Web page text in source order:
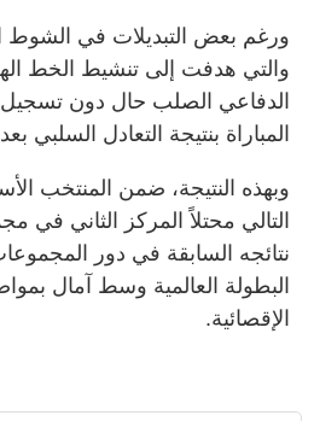
ورغم بعض التبديلات في الشوط
والتي هدفت إلى تنشيط الخط
الدفاعي الصلب حال دون تسجيل
المباراة بنتيجة التعادل السلبي بعد 90 دقيقة متوترة.
وبهذه النتيجة، ضمن المنتخب
التالي محتلاً المركز الثاني في
نتائجه السابقة في دور
البطولة العالمية وسط آمال
الإقصائية.